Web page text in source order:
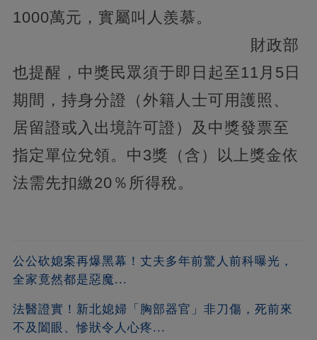
1000萬元，實屬叫人羨慕。
財政部
也提醒，中獎民眾須于即日起至11月5日
期間，持身分證（外籍人士可用護照、
居留證或入出境許可證）及中獎發票至
指定單位兌領。中3獎（含）以上獎金依
法需先扣繳20％所得稅。
公公砍媳案再爆黑幕！丈夫多年前驚人前科曝光，
全家竟然都是惡魔...
法醫證實！新北媳婦「胸部器官」非刀傷，死前來
不及闔眼、慘狀令人心疼...